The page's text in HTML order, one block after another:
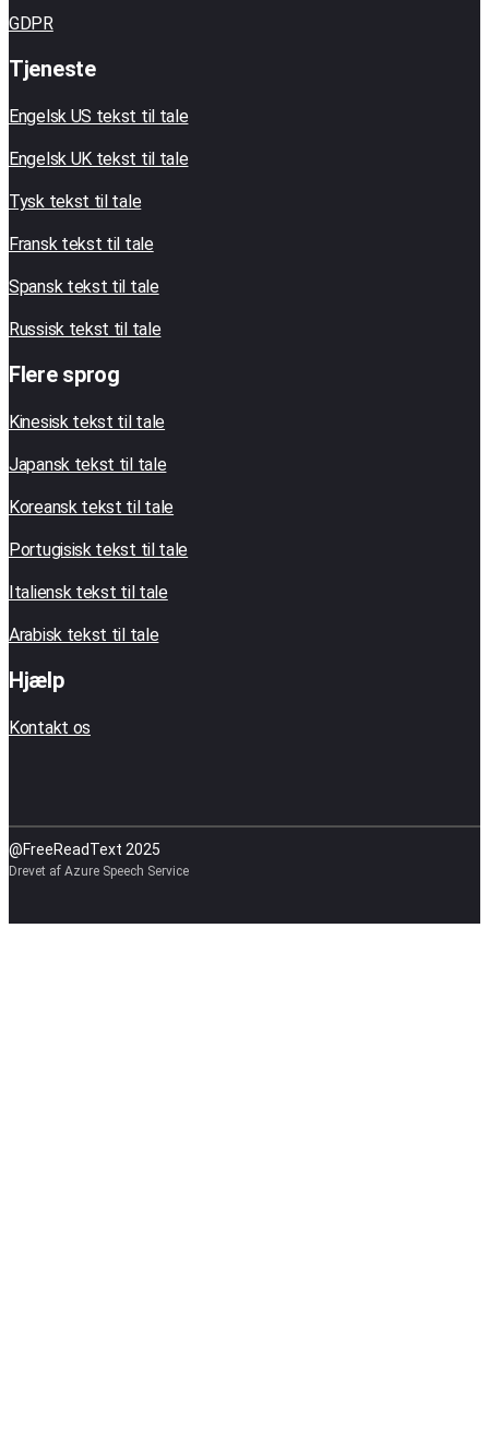
GDPR
Tjeneste
Engelsk US tekst til tale
Engelsk UK tekst til tale
Tysk tekst til tale
Fransk tekst til tale
Spansk tekst til tale
Russisk tekst til tale
Flere sprog
Kinesisk tekst til tale
Japansk tekst til tale
Koreansk tekst til tale
Portugisisk tekst til tale
Italiensk tekst til tale
Arabisk tekst til tale
Hjælp
Kontakt os
@FreeReadText 2025
Drevet af Azure Speech Service